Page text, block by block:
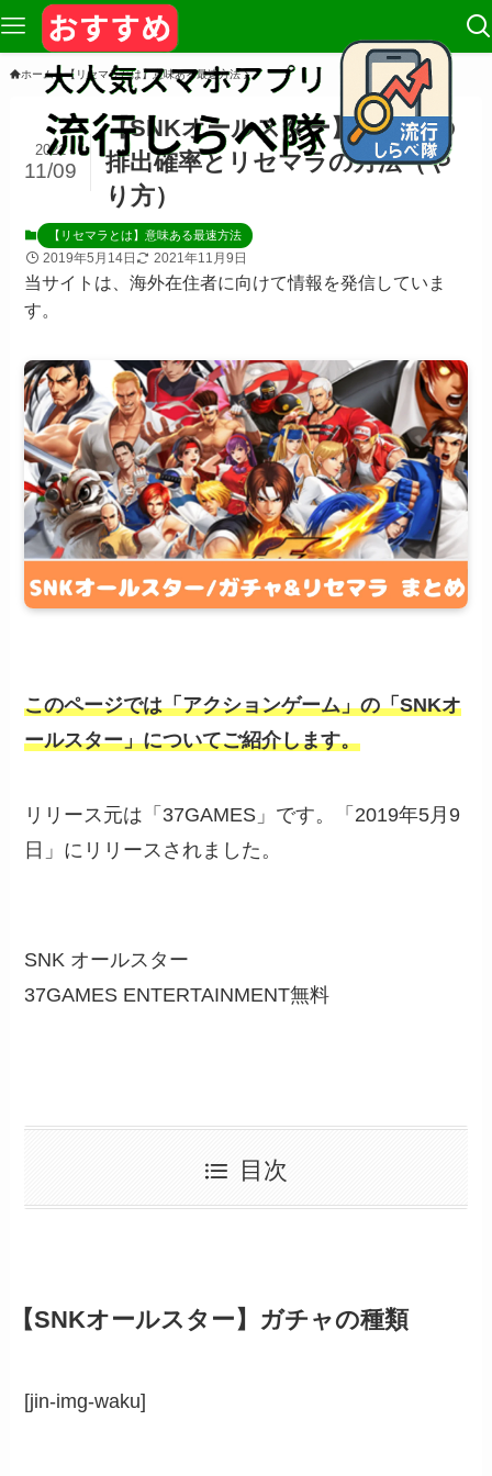
ホーム 【リセマラとは】意味ある最速方法
【SNKオールスター】ガチャの
排出確率とリセマラの方法（や
り方）
2021
11/09
【リセマラとは】意味ある最速方法
2019年5月14日 2021年11月9日
当サイトは、海外在住者に向けて情報を発信していま
す。
このページでは「アクションゲーム」の「SNKオ
ールスター」についてご紹介します。
リリース元は「37GAMES」です。「2019年5月9
日」にリリースされました。
SNK オールスター
37GAMES ENTERTAINMENT無料
目次
【SNKオールスター】ガチャの種類
[jin-img-waku]